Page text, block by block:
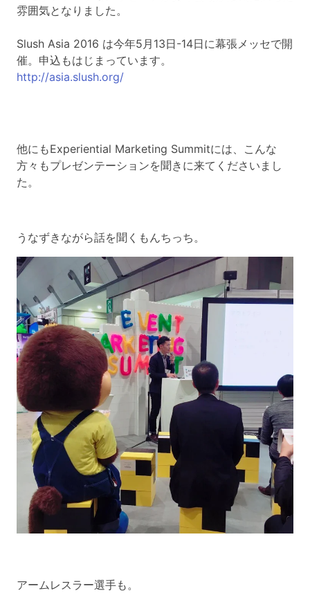
雰囲気となりました。
Slush Asia 2016 は今年5月13日-14日に幕張メッセで開
催。申込もはじまっています。
http://asia.slush.org/
他にもExperiential Marketing Summitには、こんな
方々もプレゼンテーションを聞きに来てくださいまし
た。
うなずきながら話を聞くもんちっち。
アームレスラー選手も。